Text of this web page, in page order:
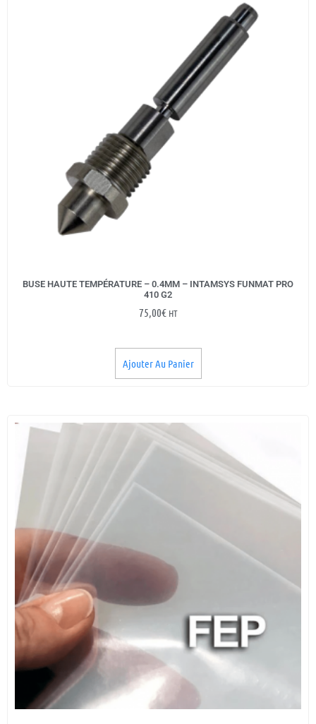
BUSE HAUTE TEMPÉRATURE – 0.4MM – INTAMSYS FUNMAT PRO
410 G2
75,00€ HT
Ajouter Au Panier